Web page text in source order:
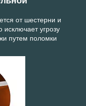
от шестерни и
исключает угрозу
путем поломки